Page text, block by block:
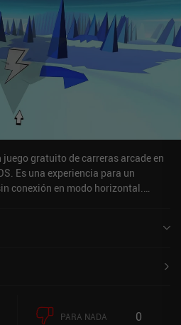
juego gratuito de carreras arcade en
Es una experiencia para un
conexión en modo horizontal.
PARA NADA 0